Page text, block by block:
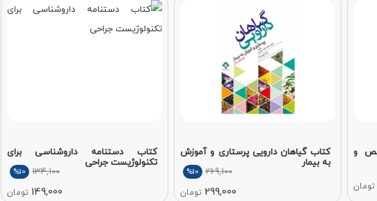
و
تومان
کتاب گیاهان دارویی پرستاری و آموزش
به بیمار
269,100
%10
299,000 تومان
کتاب دستنامه داروشناسی برای
تکنولوژیست جراحی
134,100
%10
149,000 تومان